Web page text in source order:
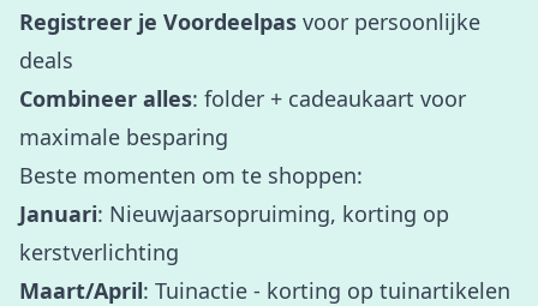
Registreer je Voordeelpas voor persoonlijke
deals
Combineer alles: folder + cadeaukaart voor
maximale besparing
Beste momenten om te shoppen:
Januari: Nieuwjaarsopruiming, korting op
kerstverlichting
Maart/April: Tuinactie - korting op tuinartikelen